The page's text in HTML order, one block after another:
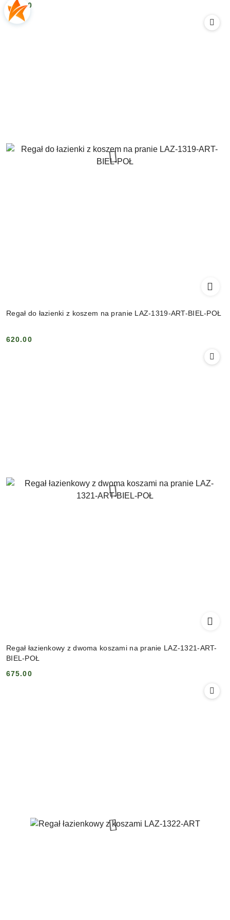
Cena:
539.00
Regał do łazienki z koszem na pranie LAZ-1319-ART-BIEL-POŁ
Cena:
620.00
Regał łazienkowy z dwoma koszami na pranie LAZ-1321-ART-
BIEL-POŁ
Cena:
675.00